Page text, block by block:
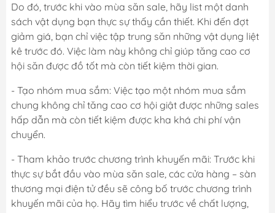
Do đó, trước khi vào mùa săn sale, hãy list một danh
sách vật dụng bạn thực sự thấy cần thiết. Khi đến đợt
giảm giá, bạn chỉ việc tập trung săn những vật dụng liệt
kê trước đó. Việc làm này không chỉ giúp tăng cao cơ
hội săn được đồ tốt mà còn tiết kiệm thời gian.
- Tạo nhóm mua sắm: Việc tạo một nhóm mua sắm
chung không chỉ tăng cao cơ hội giật được những sales
hấp dẫn mà còn tiết kiệm được kha khá chi phí vận
chuyển.
- Tham khảo trước chương trình khuyến mãi: Trước khi
thực sự bắt đầu vào mùa săn sale, các cửa hàng – sàn
thương mại điện tử đều sẽ công bố trước chương trình
khuyến mãi của họ. Hãy tìm hiểu trước về chất lượng,